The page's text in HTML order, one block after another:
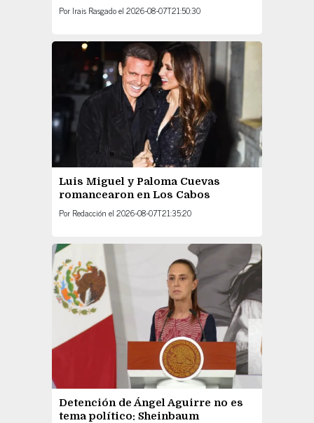
Por Irais Rasgadoel 2026-08-07T21:50:30
Luis Miguel y Paloma Cuevas
romancearon en Los Cabos
Por Redacción el 2026-08-07T21:35:20
Detención de Ángel Aguirre no es
tema político: Sheinbaum